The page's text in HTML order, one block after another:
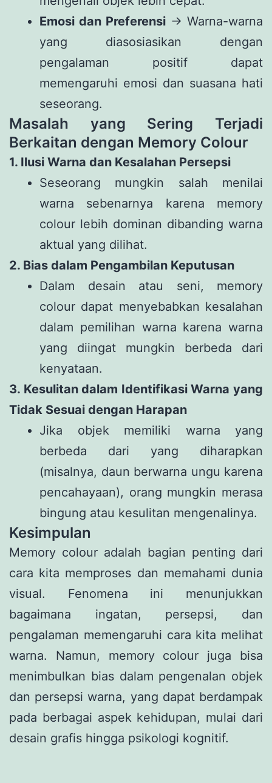
Emosi dan Preferensi → Warna-warna
yang diasosiasikan dengan
pengalaman positif dapat
memengaruhi emosi dan suasana hati
seseorang.
Masalah yang Sering Terjadi
Berkaitan dengan Memory Colour
1. Ilusi Warna dan Kesalahan Persepsi
Seseorang mungkin salah menilai
warna sebenarnya karena memory
colour lebih dominan dibanding warna
aktual yang dilihat.
2. Bias dalam Pengambilan Keputusan
Dalam desain atau seni, memory
colour dapat menyebabkan kesalahan
dalam pemilihan warna karena warna
yang diingat mungkin berbeda dari
kenyataan.
3. Kesulitan dalam Identifikasi Warna yang
Tidak Sesuai dengan Harapan
Jika objek memiliki warna yang
berbeda dari yang diharapkan
(misalnya, daun berwarna ungu karena
pencahayaan), orang mungkin merasa
bingung atau kesulitan mengenalinya.
Kesimpulan
Memory colour adalah bagian penting dari
cara kita memproses dan memahami dunia
visual. Fenomena ini menunjukkan
bagaimana ingatan, persepsi, dan
pengalaman memengaruhi cara kita melihat
warna. Namun, memory colour juga bisa
menimbulkan bias dalam pengenalan objek
dan persepsi warna, yang dapat berdampak
pada berbagai aspek kehidupan, mulai dari
desain grafis hingga psikologi kognitif.